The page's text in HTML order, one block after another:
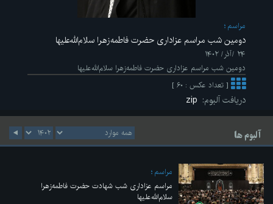
مراسم
دومین شب مراسم عزاداری حضرت فاطمه‌زهرا سلام‌الله‌علیها
۲۴ /آذر/ ۱۴۰۲
دومین شب مراسم عزاداری حضرت فاطمه‌زهرا سلام‌الله‌علیها
[ تعداد عکس : ۶۰ ]
دریافت آلبوم:
آلبوم ها
مراسم
مراسم عزاداری شب شهادت حضرت فاطمه‌زهرا
سلام‌الله‌علیها